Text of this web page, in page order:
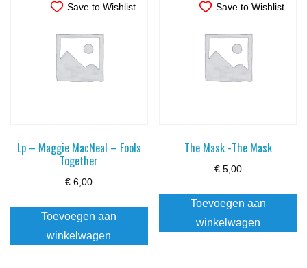
Save to Wishlist
Lp – Maggie MacNeal – Fools
Together
€ 6,00
Toevoegen aan
winkelwagen
Save to Wishlist
The Mask -The Mask
€5,00
Toevoegen aan
winkelwagen